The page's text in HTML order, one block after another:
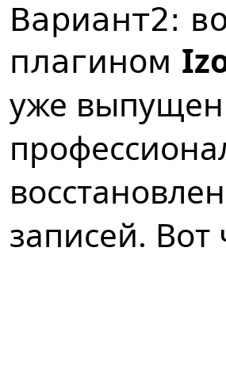
Вариант2:
плагином
уже выпущен
записей. Вот